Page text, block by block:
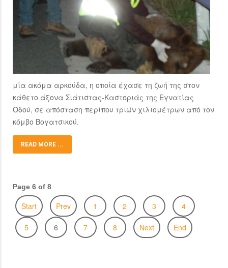
μία ακόμα αρκούδα, η οποία έχασε τη ζωή της στον
κάθετο άξονα Σιάτιστας-Καστοριάς της Εγνατίας
Οδού, σε απόσταση περίπου τριών χιλιομέτρων από τον
κόμβο Βογατσικού.
READ MORE ...
Page 6 of 8
Start Prev 1 2 3 4
5 6 7 8 Next End